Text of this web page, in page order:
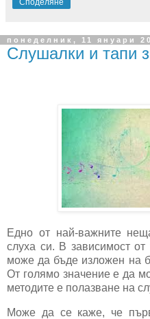
Споделяне
понеделник, 11 януари
Слушалки и тапи
Едно от най-важните
слуха си. В зависимост
може да бъде изложен на
От голямо значение е да
методите е полазване на
Може да се каже, че